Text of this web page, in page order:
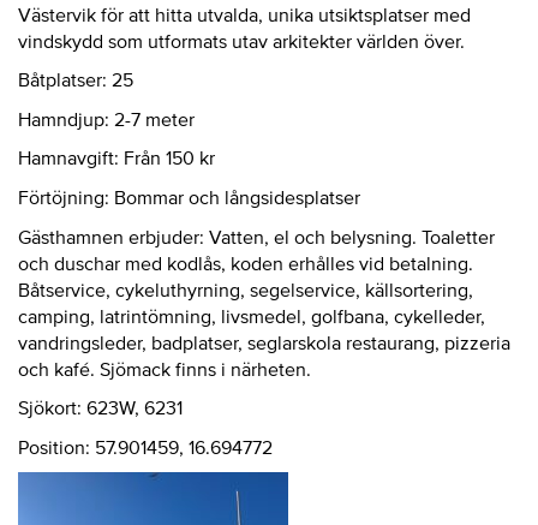
Västervik för att hitta utvalda, unika utsiktsplatser med
vindskydd som utformats utav arkitekter världen över.
Båtplatser: 25
Hamndjup: 2-7 meter
Hamnavgift: Från 150 kr
Förtöjning: Bommar och långsidesplatser
Gästhamnen erbjuder: Vatten, el och belysning. Toaletter
och duschar med kodlås, koden erhålles vid betalning.
Båtservice, cykeluthyrning, segelservice, källsortering,
camping, latrintömning, livsmedel, golfbana, cykelleder,
vandringsleder, badplatser, seglarskola restaurang, pizzeria
och kafé. Sjömack finns i närheten.
Sjökort: 623W, 6231
Position: 57.901459, 16.694772